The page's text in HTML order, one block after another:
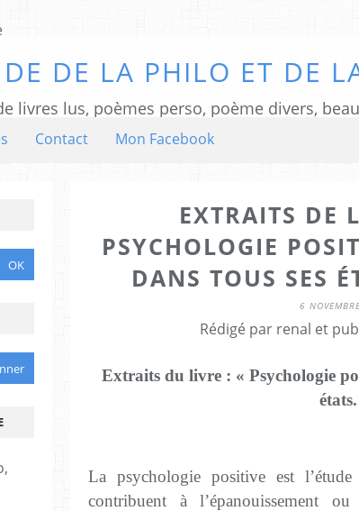
DE LA PHILO ET DE
livres lus, poèmes perso, poème divers,
Contact Mon Facebook
EXTRAITS DE
PSYCHOLOGIE
DANS TOUS SES
6
Rédigé par renal et
Extraits du livre : « Psychologie
La psychologie positive est
contribuent à l’épanouissement